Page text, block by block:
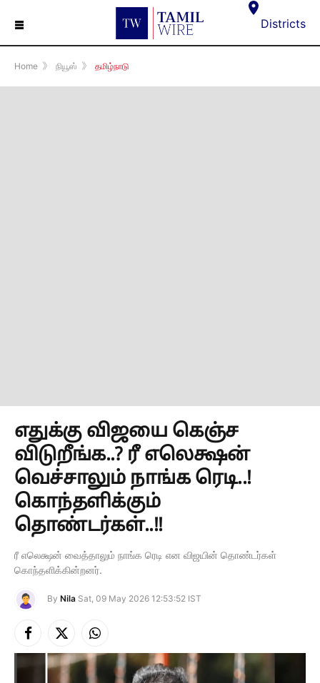
☰ Districts
Home 》 நியூஸ் 》 தமிழ்நாடு
எதுக்கு விஜயை கெஞ்ச
விடுறீங்க..? ரீ எலெக்ஷன்
வெச்சாலும் நாங்க ரெடி..!
கொந்தளிக்கும்
தொண்டர்கள்..!!
ரீ எலெக்ஷன் வைத்தாலும் நாங்க ரெடி என விஜயின் தொண்டர்கள்
கொந்தளிக்கின்றனர்.
By Nila Sat, 09 May 2026 12:53:52 IST
Facebook
X
(Twitter)
Instagram